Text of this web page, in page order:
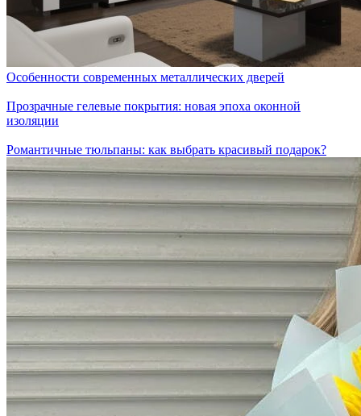
Особенности современных металлических дверей
Прозрачные гелевые покрытия: новая эпоха оконной
изоляции
Романтичные тюльпаны: как выбрать красивый подарок?